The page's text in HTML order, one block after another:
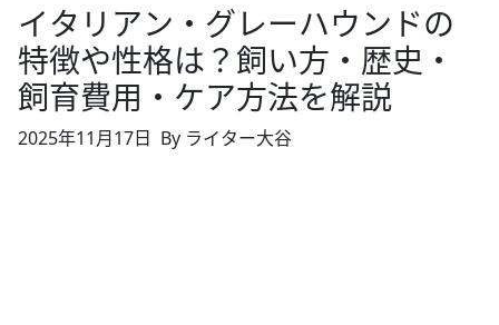
イタリアン・グレーハウンドの
特徴や性格は？飼い方・歴史・
飼育費用・ケア方法を解説
2025年11月17日 By ライター大谷